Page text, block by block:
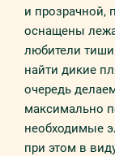
и прозрачной,
оснащены
любители
найти дикие
очередь
максимально
необходимые
при этом в